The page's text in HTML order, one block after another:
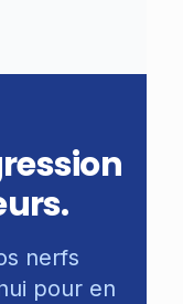
nerfs
pour en